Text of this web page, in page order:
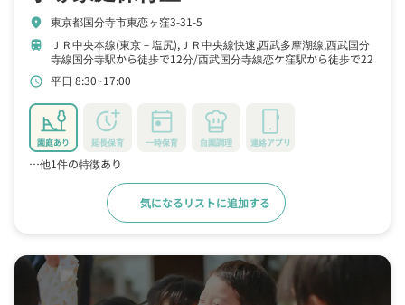
location_on 東京都国分寺市東恋ヶ窪3-31-5
train
ＪＲ中央本線(東京－塩尻),ＪＲ中央線快速,西武多摩湖線,西武国分
寺線国分寺駅から徒歩で12分 西武国分寺線恋ケ窪駅から徒歩で22
分 ＪＲ武蔵野線,ＪＲ中央本線(東京－塩尻),ＪＲ中央線快速西国分
寺駅から徒歩で24分
schedule 平日 8:30~17:00
園庭あり 延長保育 一時保育 自園調理 連絡アプリ
…他1件の特徴あり
気になるリストに追加する